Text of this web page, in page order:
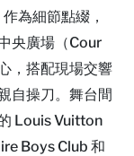
為細節點綴，
央廣場（Cour
，搭配現場交響
自操刀。舞台間
Louis Vuitton
Boys Club 和